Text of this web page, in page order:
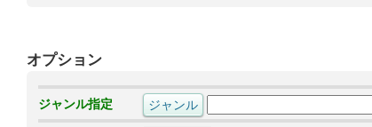
オプション
ジャンル指定